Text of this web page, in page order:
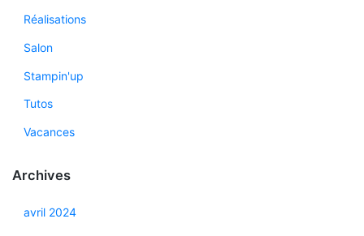
Réalisations
Salon
Stampin'up
Tutos
Vacances
Archives
avril 2024